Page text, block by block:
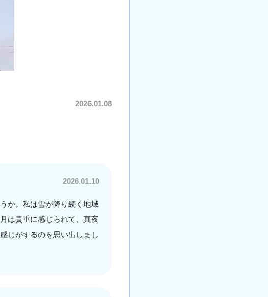
2026.01.08
2026.01.10
か。私は雪が降り続く地域
は貴重に感じられて、真夜
じがするのを思い出しまし